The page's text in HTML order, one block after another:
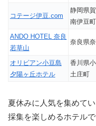
コテージ伊豆.com
静岡県
南伊豆町
ANDO HOTEL 奈良
若草山
奈良県
オリビアン小豆島
夕陽ヶ丘ホテル
香川県
土庄町
夏休みに人気を集めて
採集を楽しめるホテル